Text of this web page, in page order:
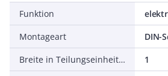
Funktion
Montageart
DIN-
Breite in Teilungseinheiten
1